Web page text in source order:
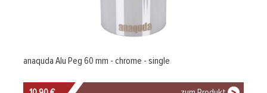
anaquda Alu Peg 60 mm - chrome - single